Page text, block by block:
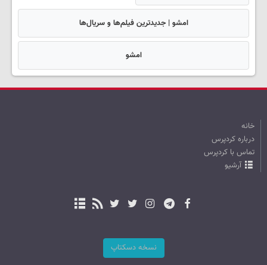
امشو | جدیدترین فیلم‌ها و سریال‌ها
امشو
خانه
درباره کردپرس
تماس با کردپرس
آرشیو
نسخه دسکتاپ